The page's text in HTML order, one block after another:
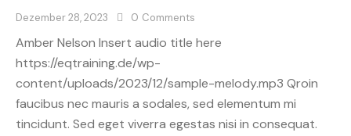
Dezember 28, 2023 0 Comments
Amber Nelson Insert audio title here
https://eqtraining.de/wp-
content/uploads/2023/12/sample-melody.mp3 Qroin
faucibus nec mauris a sodales, sed elementum mi
tincidunt. Sed eget viverra egestas nisi in consequat.